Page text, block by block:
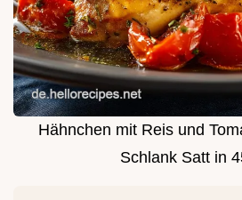
Hähnchen mit Reis und
Schlank Satt in